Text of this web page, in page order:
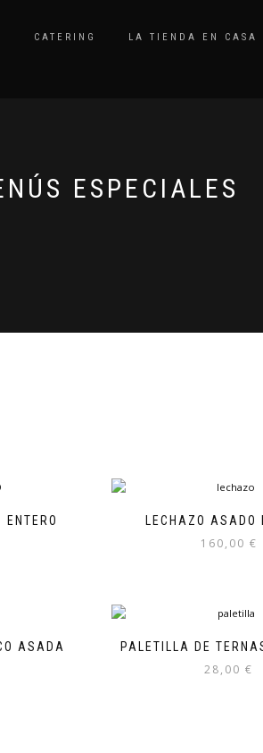
CATERING LA TIENDA EN CASA
ESPECIALES
LECHAZO ASADO
160,00 €
ASADA PALETILLA DE
28,00€